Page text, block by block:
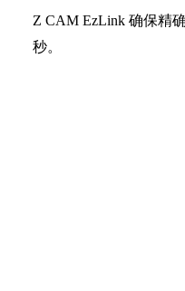
Z CAM EzLink 确保精
秒。